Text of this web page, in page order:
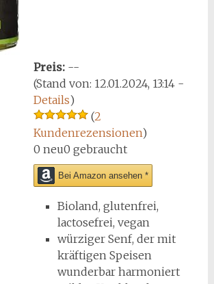
Preis: --
(Stand von: 12.01.2024, 13:14 -
Details)
(2
Kundenrezensionen)
0 neu0 gebraucht
Bei Amazon ansehen *
Bioland, glutenfrei,
lactosefrei, vegan
würziger Senf, der mit
kräftigen Speisen
wunderbar harmoniert